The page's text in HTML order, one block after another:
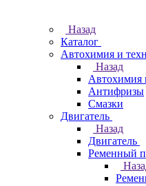
Назад
Каталог
Автохимия и
Назад
Автохимия
Антифризы
Смазки
Двигатель
Назад
Двигатель
Ременный